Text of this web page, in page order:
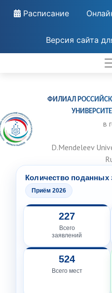
Расписание
Версия сайта
ФИЛИАЛ
в
D.Mendeleev
Количество поданных
Приём 2026
227
Всего
заявлений
524
Всего мест